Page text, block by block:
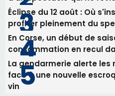
Newsletter
Inscrivez-vous à la
email les infos les plus
nos meilleurs articles